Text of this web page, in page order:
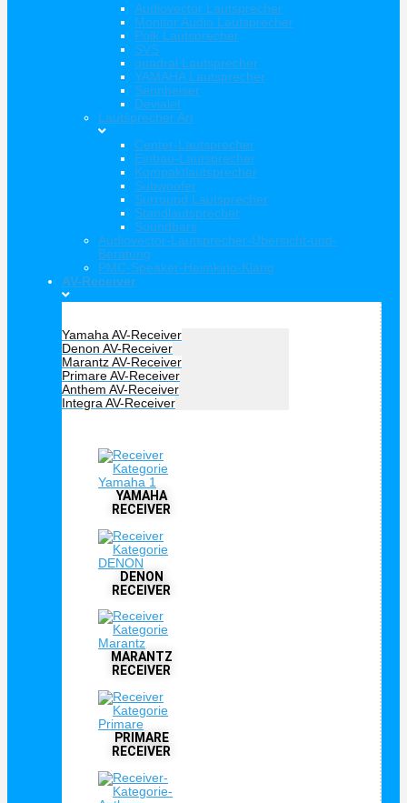
Audiovector Lautsprecher
Monitor Audio Lautsprecher
Polk Lautsprecher
SVS
quadral Lautsprecher
YAMAHA Lautsprecher
Sennheiser
Devialet
Lautsprecher Art
Center-Lautsprecher
Einbau-Lautsprecher
Kompaktlautsprecher
Subwoofer
Surround Lautsprecher
Standlautsprecher
Soundbars
Audiovector-Lautsprecher-Übersicht-und-
Beratung
PMC-Speaker-Heimkino-Klang
AV-Receiver
Yamaha AV-Receiver
Denon AV-Receiver
Marantz AV-Receiver
Primare AV-Receiver
Anthem AV-Receiver
Integra AV-Receiver
YAMAHA
RECEIVER
DENON
RECEIVER
MARANTZ
RECEIVER
PRIMARE
RECEIVER